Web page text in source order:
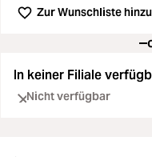
Zur Wunschliste
In keiner Filiale
Nicht verfügbar